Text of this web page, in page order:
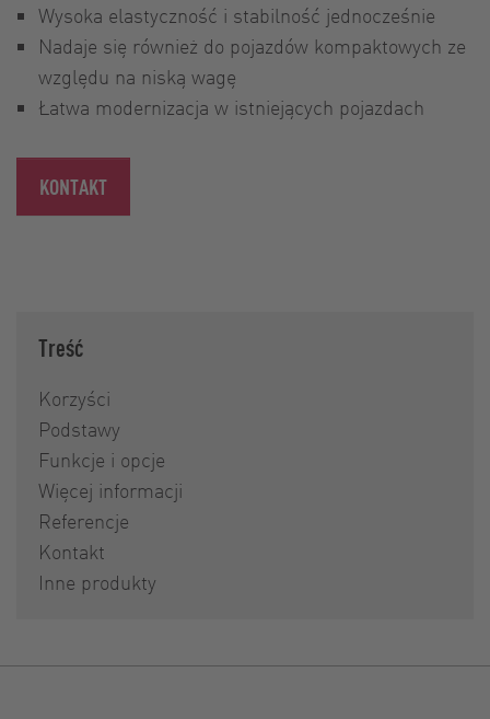
Wysoka elastyczność i stabilność jednocześnie
Nadaje się również do pojazdów kompaktowych ze
względu na niską wagę
Łatwa modernizacja w istniejących pojazdach
KONTAKT
Treść
Korzyści
Podstawy
Funkcje i opcje
Więcej informacji
Referencje
Kontakt
Inne produkty